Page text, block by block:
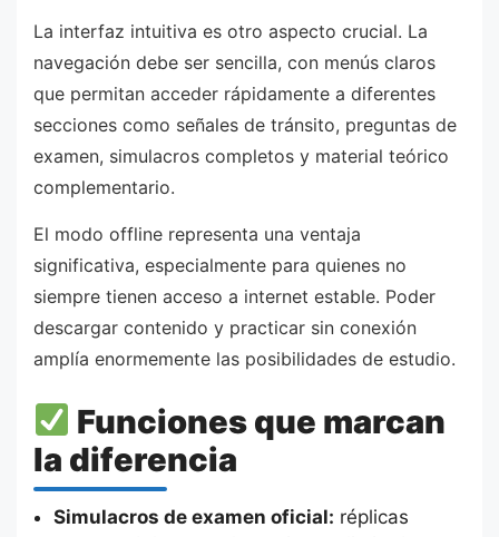
La interfaz intuitiva es otro aspecto crucial. La
navegación debe ser sencilla, con menús claros
que permitan acceder rápidamente a diferentes
secciones como señales de tránsito, preguntas de
examen, simulacros completos y material teórico
complementario.
El modo offline representa una ventaja
significativa, especialmente para quienes no
siempre tienen acceso a internet estable. Poder
descargar contenido y practicar sin conexión
amplía enormemente las posibilidades de estudio.
Funciones que marcan
la diferencia
Simulacros de examen oficial: réplicas